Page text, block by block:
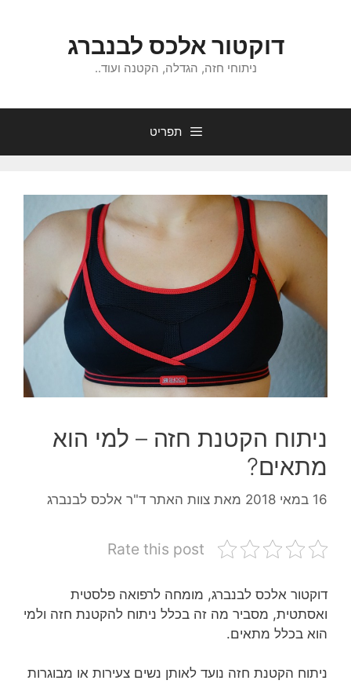
דוקטור אלכס לבנברג
ניתוחי חזה, הגדלה, הקטנה ועוד..
תפריט
ניתוח הקטנת חזה – למי הוא
מתאים?
16 במאי 2018 מאת צוות האתר ד"ר אלכס לבנברג
Rate this post
דוקטור אלכס לבנברג, מומחה לרפואה פלסטית
ואסתטית, מסביר מה זה בכלל ניתוח להקטנת חזה ולמי
הוא בכלל מתאים.
ניתוח הקטנת חזה נועד לאותן נשים צעירות או מבוגרות